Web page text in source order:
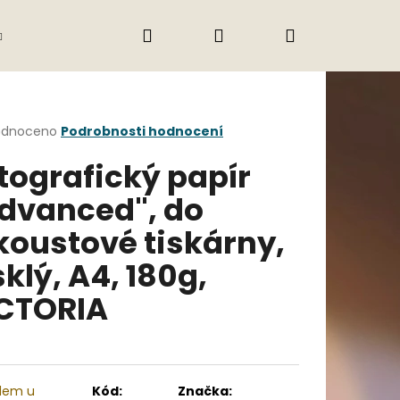
Obchodní podmínky
Přihlášení
Podrobnosti hodnocení
papír
do
tiskárny,
A4, 180g,
u
Kód:
Značka: